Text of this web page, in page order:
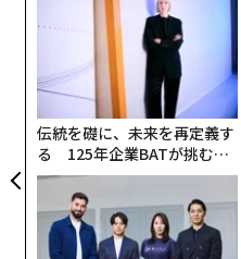
伝統を礎に、未来を再定義す
る 125年企業BATが挑むス
モークレスな未来